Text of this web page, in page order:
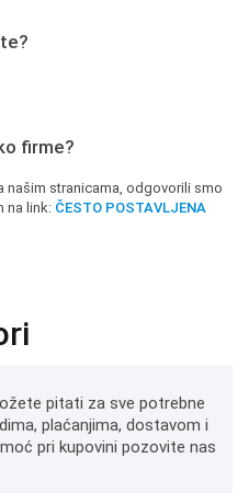
firme?
našim stranicama, odgovorili smo
na link: ČESTO POSTAVLJENA
pitati za sve potrebne
plaćanjima, dostavom i
pri kupovini pozovite nas